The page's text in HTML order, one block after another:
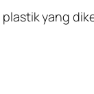
yang